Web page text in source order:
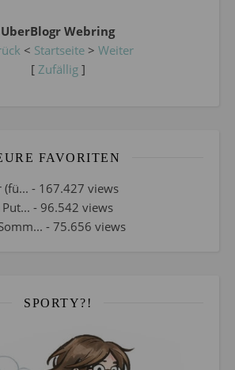
UberBlogr Webring
< Startseite> Weiter
[ Zufällig]
FAVORITEN
(fü... - 167.427 views
- 96.542 views
- 75.656 views
SPORTY?!